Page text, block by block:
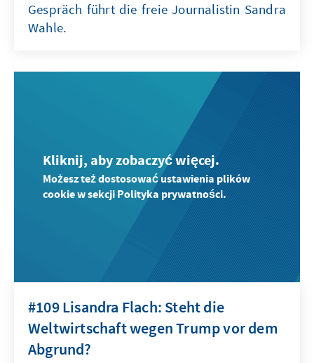
Gespräch führt die freie Journalistin Sandra
Wahle.
Kliknij, aby zobaczyć więcej.
Możesz też dostosować ustawienia plików
cookie w sekcji Polityka prywatności.
#109 Lisandra Flach: Steht die
Weltwirtschaft wegen Trump vor dem
Abgrund?